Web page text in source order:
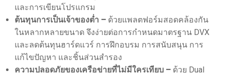
และการเขียนโปรแกรม
ต้นทุนการเป็นเจ้าของต่ำ – ด้วยแพลตฟอร์มสอดคล้องกัน
ในหลากหลายขนาด จึงง่ายต่อการกำหนดมาตรฐาน DVX
และลดต้นทุนฮาร์ดแวร์ การฝึกอบรม การสนับสนุน การ
แก้ไขปัญหา และชิ้นส่วนสำรอง
ความปลอดภัยของเครือข่ายที่ไม่มีใครเทียบ – ด้วย Dual